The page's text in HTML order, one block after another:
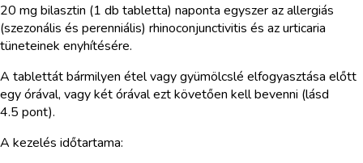
20 mg bilasztin (1 db tabletta) naponta egyszer az allergiás
(szezonális és perenniális) rhinoconjunctivitis és az urticaria
tüneteinek enyhítésére.
A tablettát bármilyen étel vagy gyümölcslé elfogyasztása előtt
egy órával, vagy két órával ezt követően kell bevenni (lásd
4.5 pont).
A kezelés időtartama: